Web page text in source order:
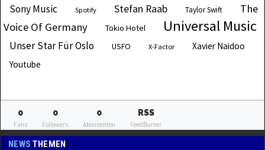
Sony Music Spotify Stefan Raab Taylor Swift
The
Voice Of Germany
Tokio Hotel Universal Music
Unser Star Für Oslo USFO X-Factor
Xavier Naidoo
Youtube
0
Fans
0
Followers
0
Abonnenten
RSS
FeedBurner
NEWSTHEMEN